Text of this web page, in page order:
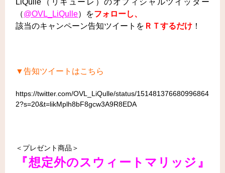
LiQulle（リキューレ）のオフィシャルツイッター
（@OVL_LiQulle）をフォローし、
該当のキャンペーン告知ツイートを ＲＴするだけ ！
▼告知ツイートはこちら
https://twitter.com/OVL_LiQulle/status/151481376680996864
2?s=20&t=likMplh8bF8gcw3A9R8EDA
＜プレゼント商品＞
『想定外のスウィートマリッジ』